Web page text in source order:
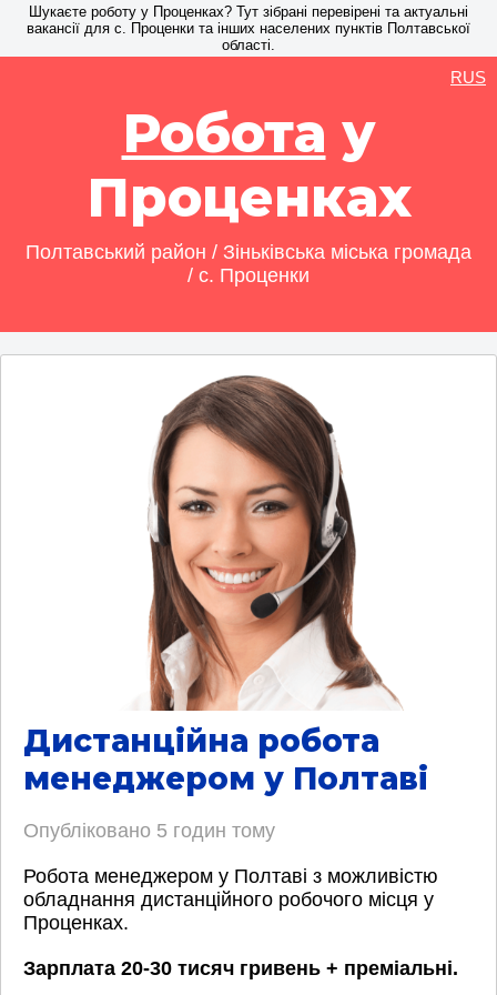
Шукаєте роботу у Проценках? Тут зібрані перевірені та актуальні
вакансії для с. Проценки та інших населених пунктів Полтавської
області.
Робота у
Проценках
Полтавський район / Зіньківська міська громада
/ с. Проценки
RUS
Дистанційна робота
менеджером у Полтаві
Опубліковано 5 годин тому
Робота менеджером у Полтаві з можливістю
обладнання дистанційного робочого місця у
Проценках.
Зарплата 20-30 тисяч гривень + преміальні.